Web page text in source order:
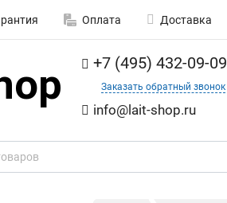
Оплата Доставка
+7 (495) 432-09-09
Заказать обратный звонок
info@lait-shop.ru